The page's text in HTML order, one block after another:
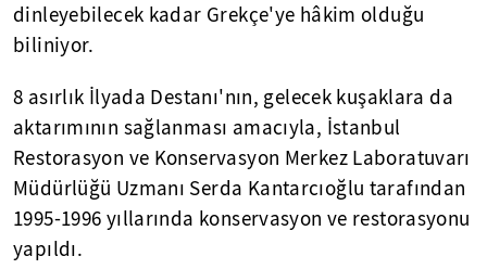
dinleyebilecek kadar Grekçe'ye hâkim olduğu
biliniyor.
8 asırlık İlyada Destanı'nın, gelecek kuşaklara da
aktarımının sağlanması amacıyla, İstanbul
Restorasyon ve Konservasyon Merkez Laboratuvarı
Müdürlüğü Uzmanı Serda Kantarcıoğlu tarafından
1995-1996 yıllarında konservasyon ve restorasyonu
yapıldı.